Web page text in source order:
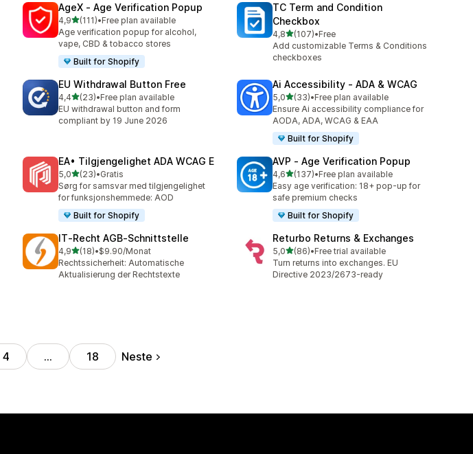
AgeX ‑ Age Verification Popup
4,9av 5 stjerner
(111)
Totalt 111 omtaler
•Free plan available
Age verification popup for alcohol,
vape, CBD & tobacco stores
Built for Shopify
TC Term and Condition
Checkbox
4,8av 5 stjerner
(107)
Totalt 107 omtaler
•Free
Add customizable Terms & Conditions
checkboxes
EU Withdrawal Button Free
4,4av 5 stjerner
(23)
Totalt 23 omtaler
•Free plan available
EU withdrawal button and form
compliant by 19 June 2026
Ai Accessibility ‑ ADA & WCAG
5,0av 5 stjerner
(33)
Totalt 33 omtaler
•Free plan available
Ensure Ai accessibility compliance for
AODA, ADA, WCAG & EAA
Built for Shopify
EA• Tilgjengelighet ADA WCAG E
5,0av 5 stjerner
(23)
Totalt 23 omtaler
•Gratis
Sørg for samsvar med tilgjengelighet
for funksjonshemmede: AOD
Built for Shopify
AVP ‑ Age Verification Popup
4,6av 5 stjerner
(137)
Totalt 137 omtaler
•Free plan available
Easy age verification: 18+ pop-up for
safe premium checks
Built for Shopify
IT‑Recht AGB‑Schnittstelle
4,9av 5 stjerner
(18)
Totalt 18 omtaler
•$9.90/Monat
Rechtssicherheit: Automatische
Aktualisierung der Rechtstexte
Returbo Returns & Exchanges
5,0av 5 stjerner
(86)
Totalt 86 omtaler
•Free trial available
Turn returns into exchanges. EU
Directive 2023/2673-ready
4 … 18 Neste